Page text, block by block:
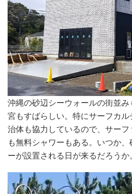
沖縄の砂辺シーウォールの街並
宮もすばらしい。特にサーフカ
治体も協力しているので、サー
も無料シャワーもある。いつか
ーが設置される日が来るだろうか。